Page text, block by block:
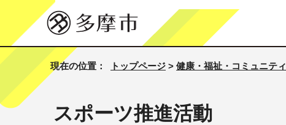
現在の位置： トップページ > 健康・福祉・コミュニティ
スポーツ推進活動